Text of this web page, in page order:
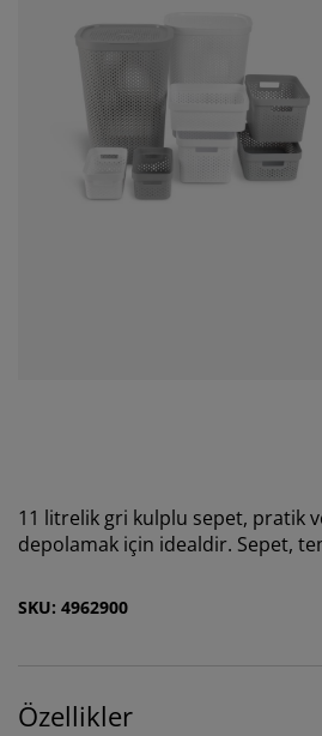
11 litrelik gri kulplu sepet, pratik
depolamak için idealdir. Sepet,
SKU: 4962900
Özellikler